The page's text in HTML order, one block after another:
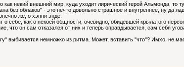
некий внешний мир, куда уходит лирический герой Альмонда, то
без облаков" - это нечто довольно страшное и внутреннее, ну да
же, о хэппи энде.
о себе, как о некоей общности, очевидно, обидевшей крылатого
что он сам отказался от них и теперь оправдывается, сам себя
выбивается немножко из ритма. Может, вставить "что"? Имхо, не